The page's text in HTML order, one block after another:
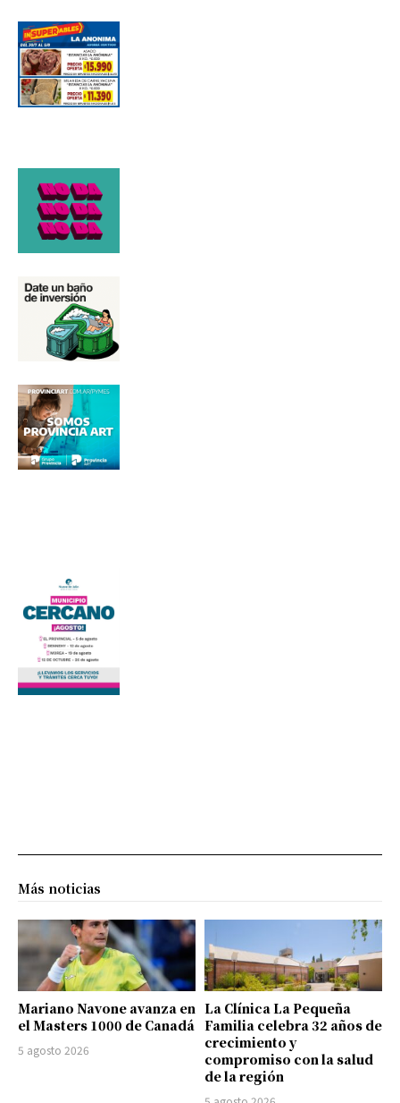
Número de teléfono
Más noticias
Mariano Navone avanza en
el Masters 1000 de Canadá
5 agosto 2026
La Clínica La Pequeña
Familia celebra 32 años de
crecimiento y
compromiso con la salud
de la región